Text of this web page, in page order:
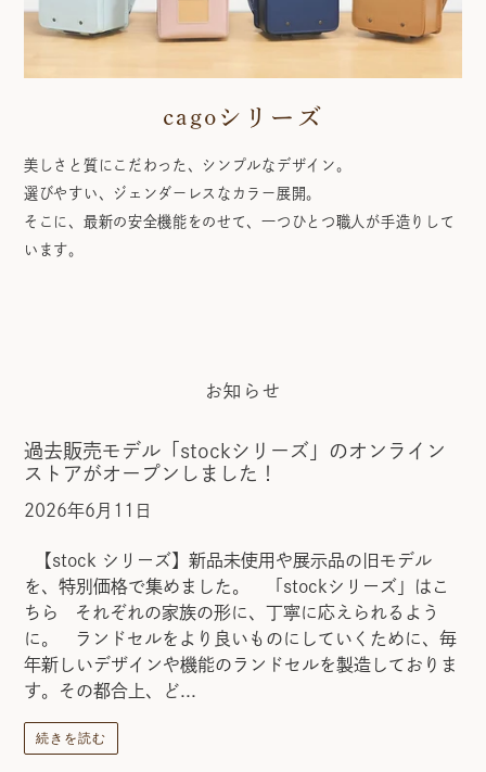
cagoシリーズ
美しさと質にこだわった、シンプルなデザイン。
選びやすい、ジェンダーレスなカラー展開。
そこに、最新の安全機能をのせて、一つひとつ職人が手造りして
います。
お知らせ
過去販売モデル「stockシリーズ」のオンライン
ストアがオープンしました！
2026年6月11日
【stock シリーズ】新品未使用や展示品の旧モデル
を、特別価格で集めました。 「stockシリーズ」はこ
ちら それぞれの家族の形に、丁寧に応えられるよう
に。 ランドセルをより良いものにしていくために、毎
年新しいデザインや機能のランドセルを製造しておりま
す。その都合上、ど...
続きを読む